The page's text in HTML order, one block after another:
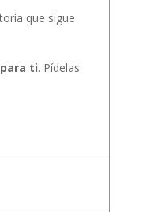
que sigue
ti. Pídelas